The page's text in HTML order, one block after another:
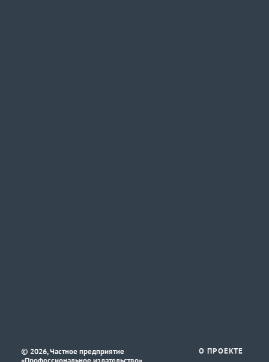
© 2026, Частное предприятие
О ПРОЕКТЕ